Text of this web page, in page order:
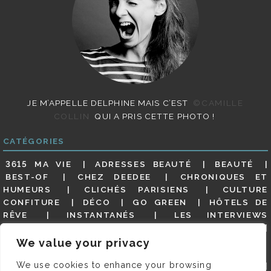
We value your privacy
We use cookies to enhance your browsing
JE M’APPELLE DELPHINE MAIS C’EST
©CAMILLE
COLLIN
QUI A PRIS CETTE PHOTO !
CATÉGORIES
3615 MA VIE ADRESSES BEAUTÉ
BEAUTÉ
BEST-OF
CHEZ DEEDEE
CHRONIQUES ET
HUMEURS
CLICHÉS PARISIENS
CULTURE
CONFITURE
DÉCO GO GREEN
HÔTELS DE
RÊVE
INSTANTANÉS
LES INTERVIEWS
MES ADRESSES
MODE NON CLASSÉ
GUIDE
PARIS EN PHOTOS RESTAURANTS